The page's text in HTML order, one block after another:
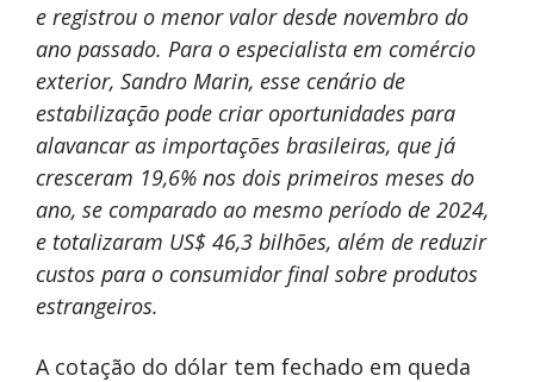
e registrou o menor valor desde novembro do
ano passado. Para o especialista em comércio
exterior, Sandro Marin, esse cenário de
estabilização pode criar oportunidades para
alavancar as importações brasileiras, que já
cresceram 19,6% nos dois primeiros meses do
ano, se comparado ao mesmo período de 2024,
e totalizaram US$ 46,3 bilhões, além de reduzir
custos para o consumidor final sobre produtos
estrangeiros.
A cotação do dólar tem fechado em queda